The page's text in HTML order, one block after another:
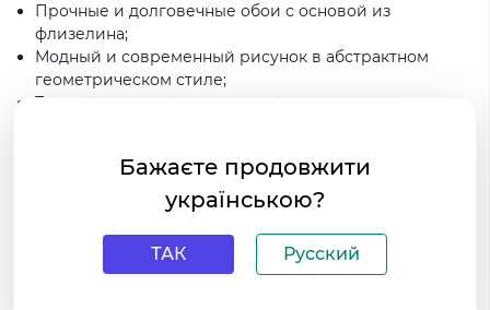
Прочные и долговечные обои с основой из
флизелина;
Модный и современный рисунок в абстрактном
геометрическом стиле;
Теплый и уютный коричневый цвет;
Доставка по всей Украине;
Быстрая и надежная доставка от HouseDecor.com.ua.
Не упустите возможность придать вашему интерьеру
особый шарм с помощью Обоев ІСН Ornaments 362-4.
Они станут идеальным выбором для любого
Бажаєте продовжити
українською?
ТАК Русский